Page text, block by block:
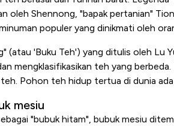
oleh Shennong, "bapak pertanian"
populer yang dinikmati oleh
(atau 'Buku Teh') yang ditulis oleh Lu
mengklasifikasikan teh yang
Pohon teh hidup tertua di dunia
mesiu
"bubuk hitam", bubuk mesiu